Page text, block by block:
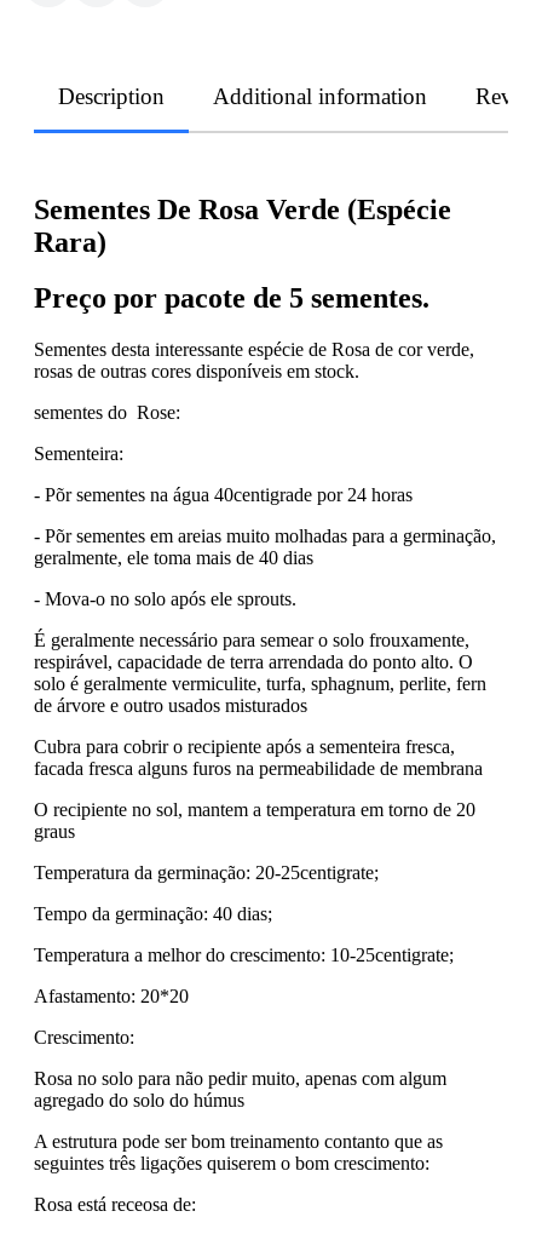
Description Additional information
Sementes De Rosa Verde (Espécie
Rara)
Preço por pacote de 5 sementes.
Sementes desta interessante espécie de Rosa de cor verde,
rosas de outras cores disponíveis em stock.
sementes do Rose:
Sementeira:
- Põr sementes na água 40centigrade por 24 horas
- Põr sementes em areias muito molhadas para a germinação,
geralmente, ele toma mais de 40 dias
- Mova-o no solo após ele sprouts.
É geralmente necessário para semear o solo frouxamente,
respirável, capacidade de terra arrendada do ponto alto. O
solo é geralmente vermiculite, turfa, sphagnum, perlite, fern
de árvore e outro usados misturados
Cubra para cobrir o recipiente após a sementeira fresca,
facada fresca alguns furos na permeabilidade de membrana
O recipiente no sol, mantem a temperatura em torno de 20
graus
Temperatura da germinação: 20-25centigrate;
Tempo da germinação: 40 dias;
Temperatura a melhor do crescimento: 10-25centigrate;
Afastamento: 20*20
Crescimento:
Rosa no solo para não pedir muito, apenas com algum
agregado do solo do húmus
A estrutura pode ser bom treinamento contanto que as
seguintes três ligações quiserem o bom crescimento:
Rosa está receosa de: